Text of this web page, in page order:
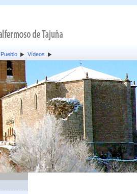
Pueblo Vídeos